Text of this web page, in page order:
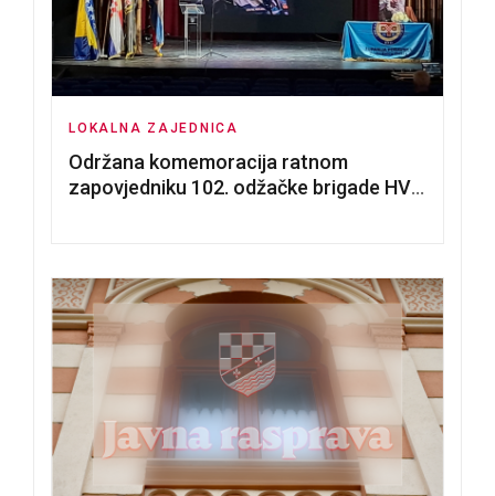
LOKALNA ZAJEDNICA
Održana komemoracija ratnom
zapovjedniku 102. odžačke brigade HVO